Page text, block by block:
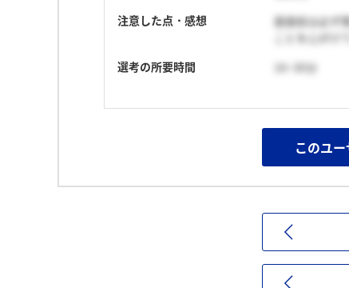
注意した点・感想
面接前は必ず
ことを心がけ
選考の所要時間
16~30分
このユ